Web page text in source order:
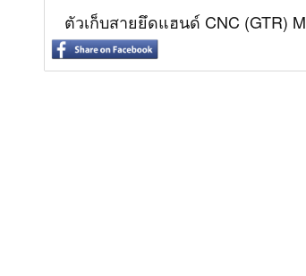
ตัวเก็บสายยึดแฮนด์ CNC (GTR)